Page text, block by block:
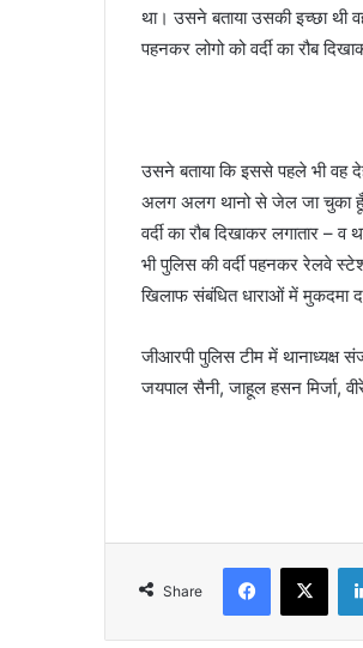
था। उसने बताया उसकी इच्छा थी
पहनकर लोगो को वर्दी का रौब
उसने बताया कि इससे पहले भी वह
अलग अलग थानो से जेल जा चुका
वर्दी का रौब दिखाकर लगातार
भी पुलिस की वर्दी पहनकर रेलवे
खिलाफ संबंधित धाराओं में मुकदमा
जीआरपी पुलिस टीम में थानाध्यक्ष
जयपाल सैनी, जाहूल हसन मिर्जा,
Share